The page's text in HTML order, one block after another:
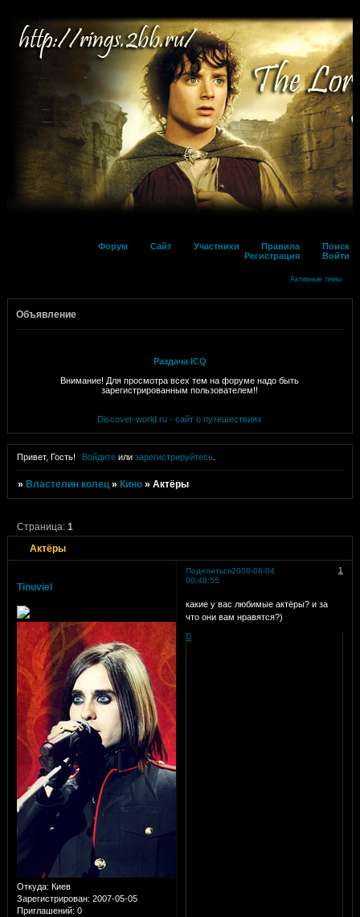
Форум Сайт Участники Правила
Поиск
Регистрация
Войти
Активные темы
Объявление
Раздача ICQ
Внимание! Для просмотра всех тем на форуме надо быть
зарегистрированным пользователем!!
Discover-world.ru - сайт о путешествиях
Привет, Гость! Войдите илизарегистрируйтесь
» Властелин колец » Кино »Актёры
Актёры
Страница:1
Поделиться 1
2008-06-04
00:48:55
Tinuviel
Откуда: Киев
Зарегистрирован: 2007-05-05
Приглашений: 0
какие у вас любимые актёры? и за
что они вам нравятся?)
0